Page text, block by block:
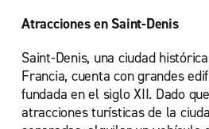
Atracciones en Saint-Denis
Saint-Denis, una ciudad
Francia, cuenta con grandes
fundada en el siglo XII. Dado
atracciones turísticas de la